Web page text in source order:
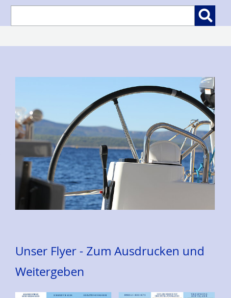
Suchen:
Unser Flyer - Zum Ausdrucken und
Weitergeben